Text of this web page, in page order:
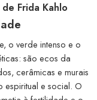
Frida Kahlo
o verde intenso e o
são ecos da
cerâmicas e murais
espiritual e social. O